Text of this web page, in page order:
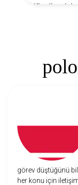
Vize
görev düştüğünü
her konu için